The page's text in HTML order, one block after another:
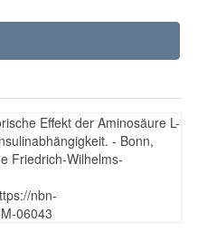
Effekt der Aminosäure L-
- Bonn,
Friedrich-Wilhelms-
nbn-
06043